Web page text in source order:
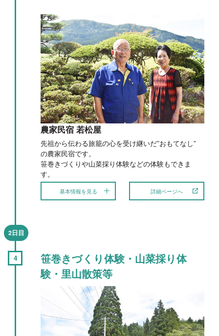
農家民宿 若松屋
先祖から伝わる旅籠の心を受け継いだ”おもてなし”
の農家民宿です。
笹巻きづくりや山菜採り体験などの体験もできま
す。
基本情報を見る 詳細ページへ
2日目
笹巻きづくり体験・山菜採り体
験・里山散策等